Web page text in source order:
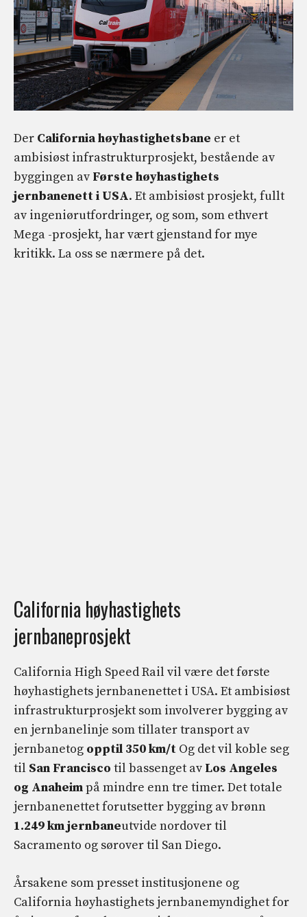
Der California høyhastighetsbane er et
ambisiøst infrastrukturprosjekt, bestående av
byggingen av Første høyhastighets
jernbanenett i USA. Et ambisiøst prosjekt, fullt
av ingeniørutfordringer, og som, som ethvert
Mega -prosjekt, har vært gjenstand for mye
kritikk. La oss se nærmere på det.
California høyhastighets
jernbaneprosjekt
California High Speed ​​Rail vil være det første
høyhastighets jernbanenettet i USA. Et ambisiøst
infrastrukturprosjekt som involverer bygging av
en jernbanelinje som tillater transport av
jernbanetog opptil 350 km/t Og det vil koble seg
til San Francisco til bassenget av Los Angeles
og Anaheimpå mindre enn tre timer. Det totale
jernbanenettet forutsetter bygging av brønn
1.249 km jernbaneutvide nordover til
Sacramento og sørover til San Diego.
Årsakene som presset institusjonene og
California høyhastighets jernbanemyndighet for